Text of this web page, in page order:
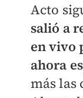
Acto
salió a
en vivo
ahora
más las